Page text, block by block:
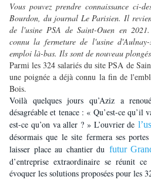
Vous pouvez prendre connaissance ci-
Bourdon, du journal Le Parisien. Il
de l'usine PSA de Saint-Ouen en
connu la fermeture de l'usine
emploi là-bas. Ils sont de nouveau
Parmi les 324 salariés du site PSA de
une poignée a déjà connu la fin de
Bois.
Voilà quelques jours qu’Aziz a
désagréable et tenace : « Qu’est-ce qu’il
est-ce qu’on va aller ? » L’ouvrier de
désormais que le site fermera ses
laisser place au chantier du futur
d’entreprise extraordinaire se réunit
évoquer les solutions proposées pour les